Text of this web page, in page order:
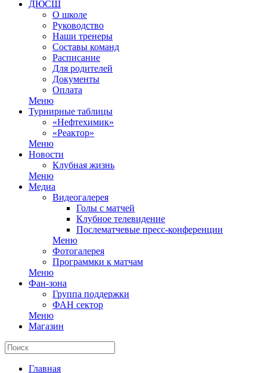
ДЮСШ
О школе
Руководство
Наши тренеры
Составы команд
Расписание
Для родителей
Документы
Оплата
Меню
Турнирные таблицы
«Нефтехимик»
«Реактор»
Меню
Новости
Клубная жизнь
Меню
Медиа
Видеогалерея
Голы с матчей
Клубное телевидение
Послематчевые пресс-конференции
Меню
Фотогалерея
Программки к матчам
Меню
Фан-зона
Группа поддержки
ФАН сектор
Меню
Магазин
Главная